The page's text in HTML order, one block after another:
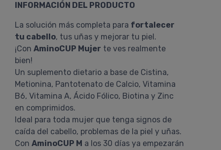
INFORMACIÓN DEL PRODUCTO
La solución más completa para fortalecer
tu cabello, tus uñas y mejorar tu piel.
¡Con AminoCUP Mujer te ves realmente
bien!
Un suplemento dietario a base de Cistina,
Metionina, Pantotenato de Calcio, Vitamina
B6, Vitamina A, Ácido Fólico, Biotina y Zinc
en comprimidos.
Ideal para toda mujer que tenga signos de
caída del cabello, problemas de la piel y uñas.
Con AminoCUP M a los 30 días ya empezarán